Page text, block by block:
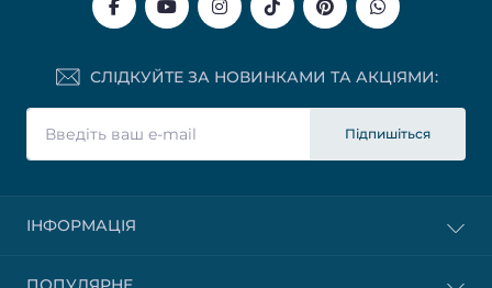
СЛІДКУЙТЕ ЗА НОВИНКАМИ ТА АКЦІЯМИ:
Підпишіться
ІНФОРМАЦІЯ